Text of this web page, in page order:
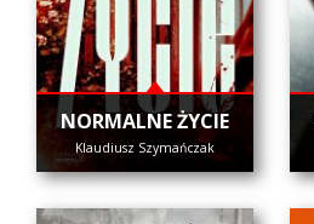
NORMALNE ŻYCIE
Klaudiusz Szymańczak